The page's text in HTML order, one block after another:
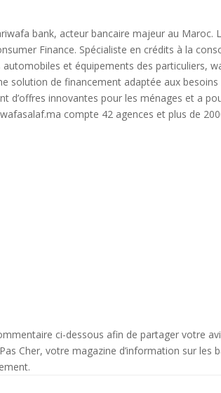
bank, acteur bancaire majeur au Maroc.
Finance. Spécialiste en crédits à la
et équipements des particuliers,
solution de financement adaptée aux
d’offres innovantes pour les ménages et a
compte 42 agences et plus de
ci-dessous afin de partager votre
Cher, votre magazine d’information sur les